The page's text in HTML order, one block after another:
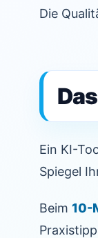
Die
Ein KI-
Spiegel
Beim 10-